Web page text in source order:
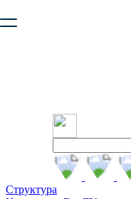
безопасную работу с
Структура